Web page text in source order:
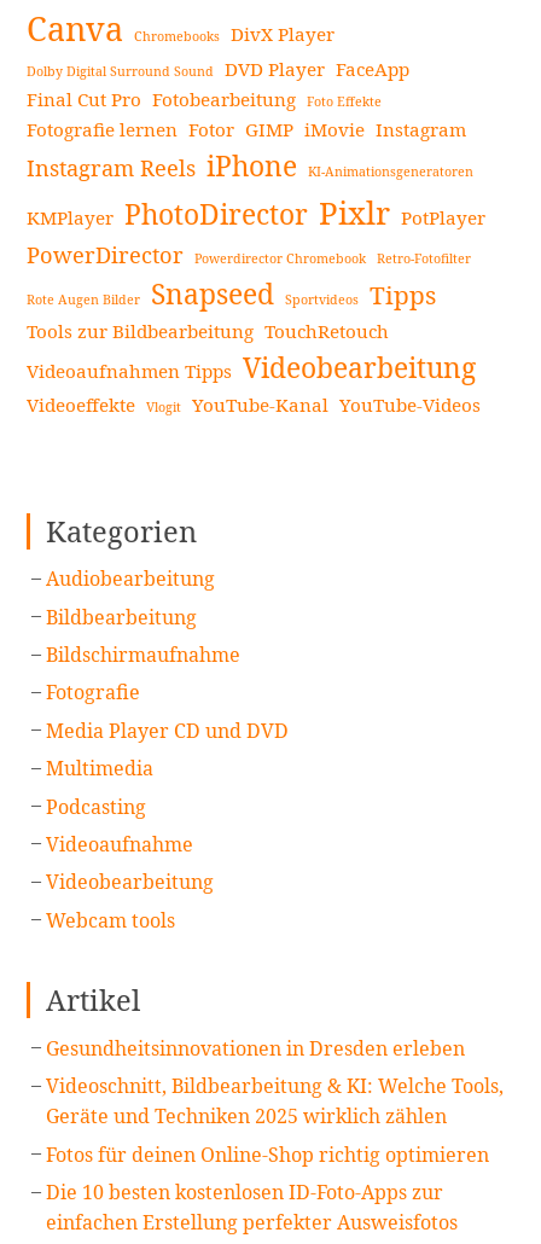
Canva Chromebooks DivX Player
Dolby Digital Surround Sound DVD Player FaceApp
Final Cut Pro Fotobearbeitung Foto Effekte
Fotografie lernen Fotor GIMP iMovie Instagram
Instagram Reels iPhone KI-Animationsgeneratoren
KMPlayer PhotoDirector Pixlr PotPlayer
PowerDirector Powerdirector Chromebook Retro-Fotofilter
Rote Augen Bilder Snapseed Sportvideos Tipps
Tools zur Bildbearbeitung TouchRetouch
Videoaufnahmen Tipps Videobearbeitung
Videoeffekte Vlogit YouTube-Kanal YouTube-Videos
Kategorien
Audiobearbeitung
Bildbearbeitung
Bildschirmaufnahme
Fotografie
Media Player CD und DVD
Multimedia
Podcasting
Videoaufnahme
Videobearbeitung
Webcam tools
Artikel
Gesundheitsinnovationen in Dresden erleben
Videoschnitt, Bildbearbeitung & KI: Welche Tools,
Geräte und Techniken 2025 wirklich zählen
Fotos für deinen Online-Shop richtig optimieren
Die 10 besten kostenlosen ID-Foto-Apps zur
einfachen Erstellung perfekter Ausweisfotos